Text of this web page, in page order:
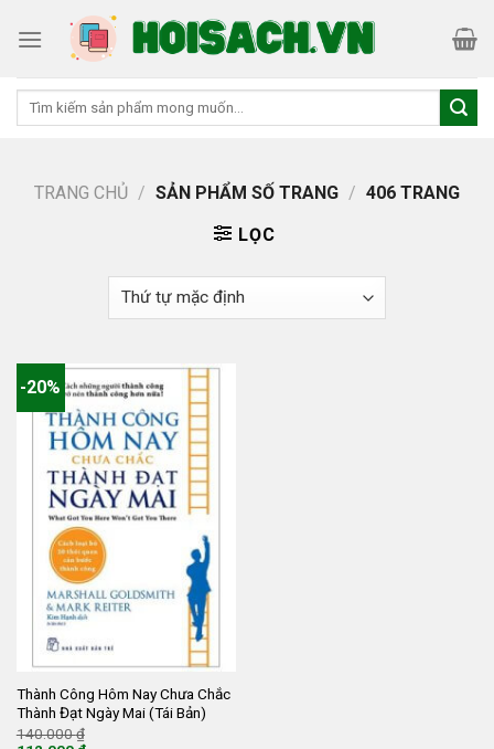
Tìm
TRANG CHỦ / SẢN PHẨM SỐ TRANG / 406 TRANG
LỌC
-20%
Thành Công Hôm Nay Chưa Chắc
Thành Đạt Ngày Mai (Tái Bản)
140.000₫